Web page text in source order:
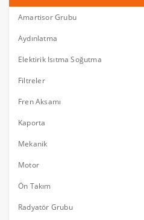
Amartisor Grubu
Aydınlatma
Elektirik Isıtma Soğutma
Filtreler
Fren Aksamı
Kaporta
Mekanik
Motor
Ön Takım
Radyatör Grubu